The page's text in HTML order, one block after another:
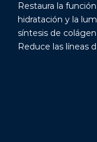
Restaura la
hidratación y la
síntesis de
Reduce las líneas